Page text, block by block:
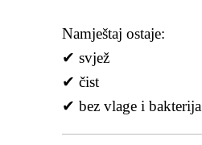
Namještaj ostaje:
✔ svjež
✔ čist
✔ bez vlage i bakterija